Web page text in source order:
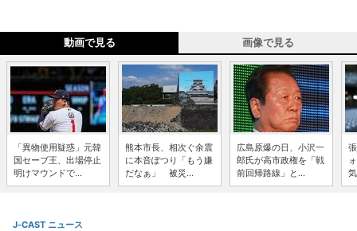
動画で見る 画像で見る
「異物使用疑惑」元韓
国セーブ王、出場停止
明けマウンドで...
熊本市長、相次ぐ余震
に本音ぽつり「もう嫌
だなぁ」 被災...
広島原爆の日、小沢一
郎氏が高市政権を「戦
前回帰路線」と...
J-CAST ニュース